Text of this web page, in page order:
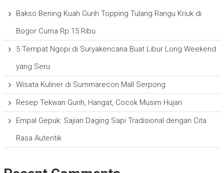
Bakso Bening Kuah Gurih Topping Tulang Rangu Kriuk di
Bogor Cuma Rp 15 Ribu
5 Tempat Ngopi di Suryakencana Buat Libur Long Weekend
yang Seru
Wisata Kuliner di Summarecon Mall Serpong
Resep Tekwan Gurih, Hangat, Cocok Musim Hujan
Empal Gepuk: Sajian Daging Sapi Tradisional dengan Cita
Rasa Autentik